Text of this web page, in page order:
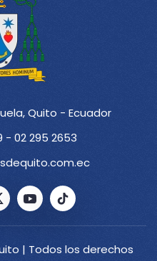
Quito - Ecuador
- 02 295 2653
| Todos los derechos